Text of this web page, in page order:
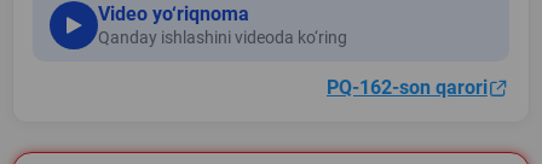
Video yo‘riqnoma
Qanday ishlashini videoda ko‘ring
PQ-162-son qarori